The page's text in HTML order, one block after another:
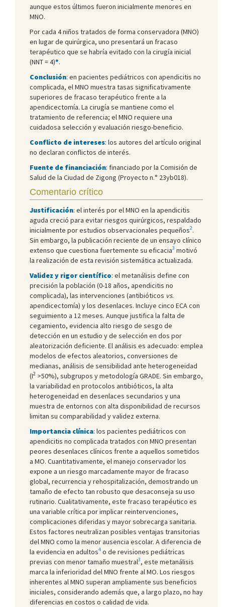
aunque estos últimos fueron inicialmente menores en
MNO.
Por cada 4 niños tratados de forma conservadora (MNO)
en lugar de quirúrgica, uno presentará un fracaso
terapéutico que se habría evitado con la cirugía inicial
(NNT = 4)*.
Conclusión: en pacientes pediátricos con apendicitis no
complicada, el MNO muestra tasas significativamente
superiores de fracaso terapéutico frente a la
apendicectomía. La cirugía se mantiene como el
tratamiento de referencia; el MNO requiere una
cuidadosa selección y evaluación riesgo-beneficio.
Conflicto de intereses: los autores del artículo original
no declaran conflictos de interés.
Fuente de financiación: financiado por la Comisión de
Salud de la Ciudad de Zigong (Proyecto n.° 23yb018).
Comentario crítico
Justificación: el interés por el MNO en la apendicitis
aguda creció para evitar riesgos quirúrgicos, respaldado
inicialmente por estudios observacionales pequeños2.
Sin embargo, la publicación reciente de un ensayo clínico
extenso que cuestiona fuertemente su eficacia3 motivó
la realización de esta revisión sistemática actualizada.
Validez y rigor científico: el metanálisis define con
precisión la población (0-18 años, apendicitis no
complicada), las intervenciones (antibióticos vs.
apendicectomía) y los desenlaces. Incluye cinco ECA con
seguimiento a 12 meses. Aunque justifica la falta de
cegamiento, evidencia alto riesgo de sesgo de
detección en un estudio y de selección en dos por
aleatorización deficiente. El análisis es adecuado: emplea
modelos de efectos aleatorios, conversiones de
medianas, análisis de sensibilidad ante heterogeneidad
(I2 >50%), subgrupos y metodología GRADE. Sin embargo,
la variabilidad en protocolos antibióticos, la alta
heterogeneidad en desenlaces secundarios y una
muestra de entornos con alta disponibilidad de recursos
limitan su comparabilidad y validez externa.
Importancia clínica: los pacientes pediátricos con
apendicitis no complicada tratados con MNO presentan
peores desenlaces clínicos frente a aquellos sometidos
a MO. Cuantitativamente, el manejo conservador los
expone a un riesgo marcadamente mayor de fracaso
global, recurrencia y rehospitalización, demostrando un
tamaño de efecto tan robusto que desaconseja su uso
rutinario. Cualitativamente, este fracaso terapéutico es
una variable crítica por implicar reintervenciones,
complicaciones diferidas y mayor sobrecarga sanitaria.
Estos factores neutralizan posibles ventajas transitorias
del MNO como la menor ausencia escolar. A diferencia de
la evidencia en adultos4 o de revisiones pediátricas
previas con menor tamaño muestral3, este metanálisis
marca la inferioridad del MNO frente al MO. Los riesgos
inherentes al MNO superan ampliamente sus beneficios
iniciales, considerando además que, a largo plazo, no hay
diferencias en costos o calidad de vida.